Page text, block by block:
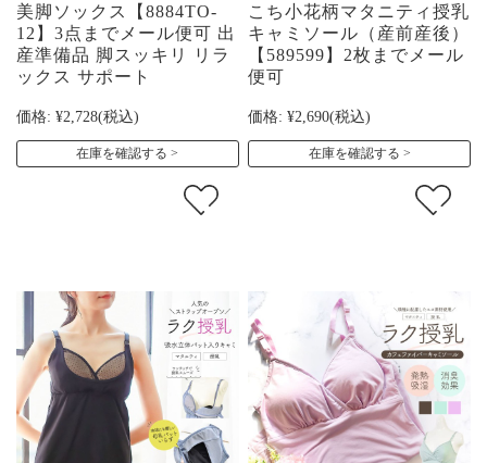
美脚ソックス【8884TO-
12】3点までメール便可 出
産準備品 脚スッキリ リラ
ックス サポート
価格: ¥2,728(税込)
在庫を確認する
こち小花柄マタニティ授乳
キャミソール（産前産後）
【589599】2枚までメール
便可
価格: ¥2,690(税込)
在庫を確認する